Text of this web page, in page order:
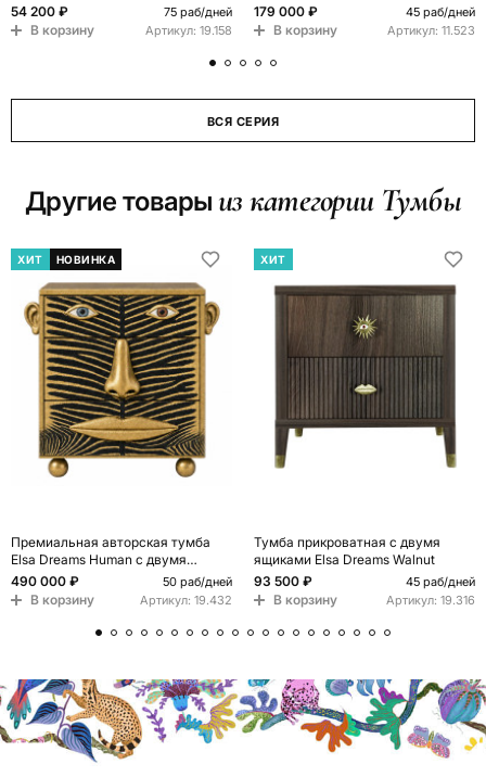
54 200 ₽ 75 раб/дней
В корзину Артикул: 19.158
179 000 ₽
45 раб/дней
В корзину Артикул: 11.523
ВСЯ СЕРИЯ
Другие товары из категории Тумбы
ХИТ НОВИНКА
Премиальная авторская тумба
Elsa Dreams Human с двумя
ящиками limited edition
490 000 ₽ 50 раб/дней
В корзину Артикул: 19.432
ХИТ
Тумба прикроватная с двумя
ящиками Elsa Dreams Walnut
93 500 ₽
45 раб/дней
В корзину Артикул: 19.316